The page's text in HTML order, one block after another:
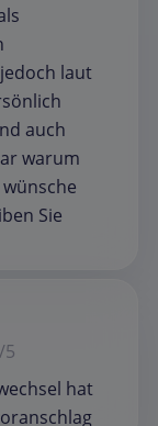
laut
auch
warum
Sie
5
hat